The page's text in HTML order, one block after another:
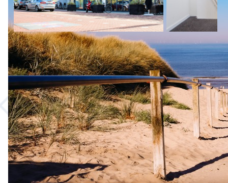
Kom deze zomer naar het strand van Egmond
aan Zee en geniet van een fijne vakantie in deze
levendige kustplaats. Gun uzelf een heerlijk
weekje met zonnebaden, pootjebaden,
strandwandelingen of een verfrissende duik in
de zee. Verkende de prachtige omgeving, het
duingebied beschikt over een uitgebreid
netwerk aan wandel- en fietspaden, bezoek de
dorpen in de buurt of de historische stad
Alkmaar. Na een dag vol activiteiten kunt u
heerlijk bijkomen in uw kamer. Klaar om er weer